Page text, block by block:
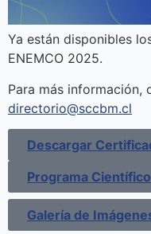
Ya están disponibles
ENEMCO 2025.
Para más información,
directorio@sccbm.cl
Descargar
Programa Científico
Galería de